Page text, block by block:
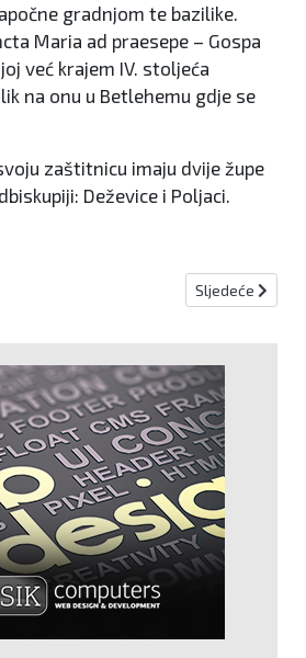
gradnjom te bazilike.
Maria ad praesepe – Gospa
već krajem IV. stoljeća
na onu u Betlehemu gdje se
zaštitnicu imaju dvije župe
Deževice i Poljaci.
Preobraženja GospodinovaSljedeći
Sljedeće